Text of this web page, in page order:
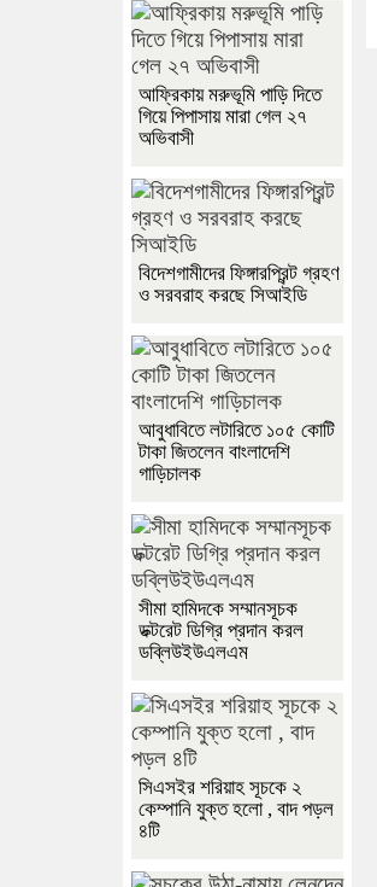
আফ্রিকায় মরুভূমি পাড়ি দিতে
গিয়ে পিপাসায় মারা গেল ২৭
অভিবাসী
বিদেশগামীদের ফিঙ্গারপ্রিন্ট গ্রহণ
ও সরবরাহ করছে সিআইডি
আবুধাবিতে লটারিতে ১০৫ কোটি
টাকা জিতলেন বাংলাদেশি
গাড়িচালক
সীমা হামিদকে সম্মানসূচক
ডক্টরেট ডিগ্রি প্রদান করল
ডব্লিউইউএলএম
সিএসইর শরিয়াহ সূচকে ২
কেম্পানি যুক্ত হলো , বাদ পড়ল
৪টি